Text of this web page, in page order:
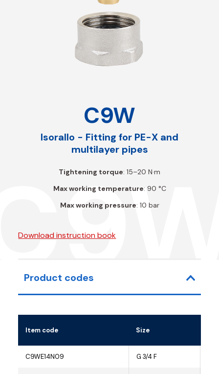
C9W
Isorallo - Fitting for PE-X and
multilayer pipes
Tightening torque: 15–20 N·m
Max working temperature: 90 °C
Max working pressure: 10 bar
Download instruction book
Product codes
Item code Size
C9WE14N09 G 3/4 F